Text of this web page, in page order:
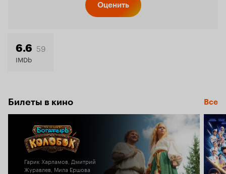
Оценить
6.6 59
IMDb
Билеты в кино Все
Гарик Харламов, Дмитрий
Журавлев, Мила Ершова